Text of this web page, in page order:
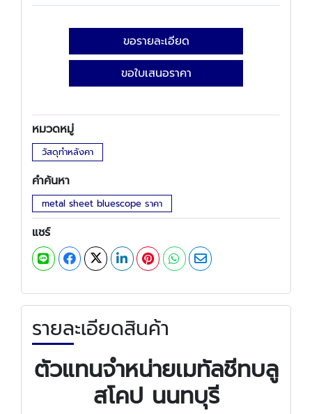
ขอรายละเอียด
ขอใบเสนอราคา
หมวดหมู่
วัสดุทำหลังคา
คำค้นหา
metal sheet bluescope ราคา
แชร์
รายละเอียดสินค้า
ตัวแทนจำหน่ายเมทัลชีทบลู
สโคป นนทบุรี